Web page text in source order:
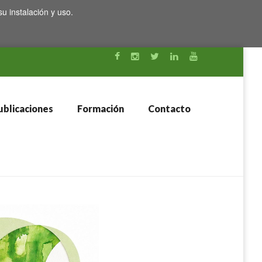
instalación y uso.
Formación Contacto